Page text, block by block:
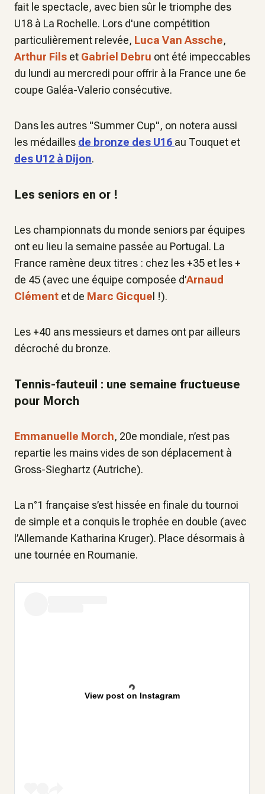
fait le spectacle, avec bien sûr le triomphe des
U18 à La Rochelle. Lors d'une compétition
particulièrement relevée, Luca Van Assche,
Arthur Fils et Gabriel Debru ont été impeccables
du lundi au mercredi pour offrir à la France une 6e
coupe Galéa-Valerio consécutive.
Dans les autres "Summer Cup", on notera aussi
les médailles de bronze des U16 au Touquet et
des U12 à Dijon.
Les seniors en or !
Les championnats du monde seniors par équipes
ont eu lieu la semaine passée au Portugal. La
France ramène deux titres : chez les +35 et les +
de 45 (avec une équipe composée d’Arnaud
Clément et de Marc Gicque l !).
Les +40 ans messieurs et dames ont par ailleurs
décroché du bronze.
Tennis-fauteuil : une semaine fructueuse
pour Morch
Emmanuelle Morch, 20e mondiale, n’est pas
repartie les mains vides de son déplacement à
Gross-Sieghartz (Autriche).
La n°1 française s’est hissée en finale du tournoi
de simple et a conquis le trophée en double (avec
l’Allemande Katharina Kruger). Place désormais à
une tournée en Roumanie.
View post on Instagram